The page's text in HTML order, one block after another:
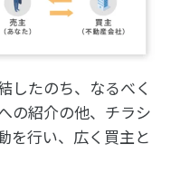
したのち、なるべく
の紹介の他、チラシ
を行い、広く買主と